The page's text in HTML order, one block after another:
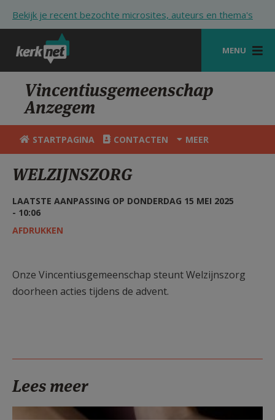
Bekijk je recent bezochte microsites, auteurs en thema's
MENU
STARTPAGINA
KERK
VIERINGEN
HULP
STARTPAGINA PORTAAL
AANMELDEN OF REGISTREREN
Vincentiusgemeenschap
Anzegem
STARTPAGINA CONTACTEN MEER
WELZIJNSZORG
LAATSTE AANPASSING OP DONDERDAG 15 MEI 2025
- 10:06
AFDRUKKEN
Onze Vincentiusgemeenschap steunt Welzijnszorg
doorheen acties tijdens de advent.
Lees meer